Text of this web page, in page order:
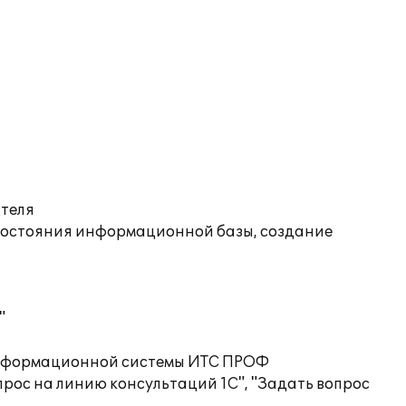
информационной базы, создание
системы ИТС ПРОФ
на линию консультаций 1С", "Задать вопрос